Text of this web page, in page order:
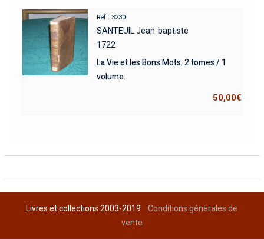
Réf : 3230
SANTEUIL Jean-baptiste
1722
La Vie et les Bons Mots. 2 tomes / 1
volume.
50,00€
Livres et collections 2003-2019Conditions générales de
vente